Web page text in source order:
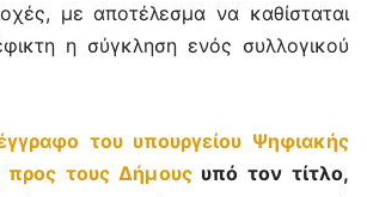
με αποτέλεσμα να καθίσταται
η σύγκληση ενός συλλογικού
του υπουργείου Ψηφιακής
προς τους Δήμους υπό τον τίτλο,